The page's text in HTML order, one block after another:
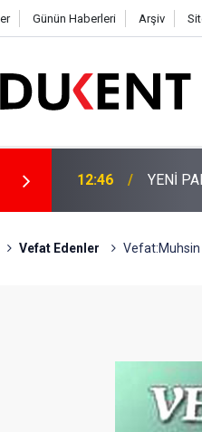
Günün Haberleri Arşiv
12:46 YENİ
Vefat Edenler Vefat:Muhsin